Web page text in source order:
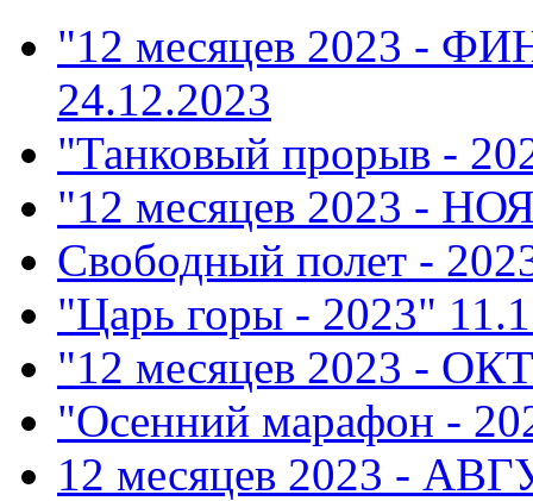
"12 месяцев 2023 -
24.12.2023
"Танковый прорыв -
"12 месяцев 2023 -
Свободный полет -
"Царь горы - 2023"
"12 месяцев 2023 -
"Осенний марафон -
12 месяцев 2023 -